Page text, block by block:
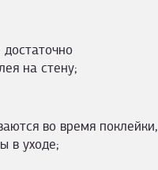
на стену;
во время поклейки,
в уходе;